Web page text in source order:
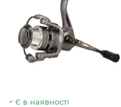
Є в наявності